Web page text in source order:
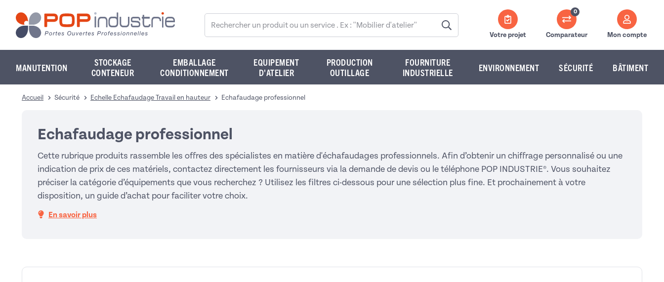
Votre projet
0
Comparateur Mon compte
MANUTENTION
STOCKAGE
CONTENEUR
EMBALLAGE
CONDITIONNEMENT
EQUIPEMENT
D'ATELIER
PRODUCTION
OUTILLAGE
FOURNITURE
INDUSTRIELLE
ENVIRONNEMENT SÉCURITÉ BÂTIMENT
Accueil Sécurité Echelle Echafaudage Travail en hauteur Echafaudage professionnel
Echafaudage professionnel
Cette rubrique produits rassemble les offres des spécialistes en matière d'échafaudages professionnels. Afin d’obtenir un chiffrage personnalisé ou une
indication de prix de ces matériels, contactez directement les fournisseurs via la demande de devis ou le téléphone POP INDUSTRIE®. Vous souhaitez
préciser la catégorie d’équipements que vous recherchez ? Utilisez les filtres ci-dessous pour une sélection plus fine. Et prochainement à votre
disposition, un guide d’achat pour faciliter votre choix.
En savoir plus